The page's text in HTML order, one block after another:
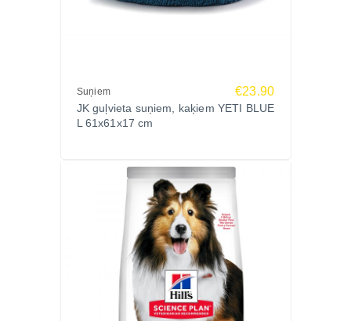
Suņiem €23.90
JK guļvieta suņiem, kaķiem YETI BLUE
L 61x61x17 cm